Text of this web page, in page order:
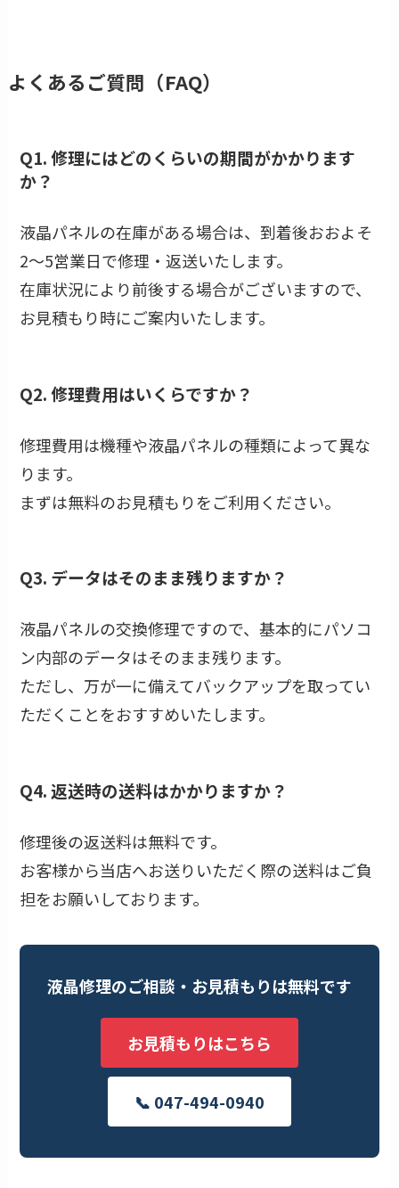
よくあるご質問（FAQ）
Q1. 修理にはどのくらいの期間がかかります
か？
液晶パネルの在庫がある場合は、到着後おおよそ
2〜5営業日で修理・返送いたします。
在庫状況により前後する場合がございますので、
お見積もり時にご案内いたします。
Q2. 修理費用はいくらですか？
修理費用は機種や液晶パネルの種類によって異な
ります。
まずは無料のお見積もりをご利用ください。
Q3. データはそのまま残りますか？
液晶パネルの交換修理ですので、基本的にパソコ
ン内部のデータはそのまま残ります。
ただし、万が一に備えてバックアップを取ってい
ただくことをおすすめいたします。
Q4. 返送時の送料はかかりますか？
修理後の返送料は無料です。
お客様から当店へお送りいただく際の送料はご負
担をお願いしております。
液晶修理のご相談・お見積もりは無料です
お見積もりはこちら
📞 047-494-0940